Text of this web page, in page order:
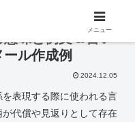
味と例文＆言い
ル作成例
2024.12.05
を表現する際に使われる言
代償や見返りとして存在
メニュー